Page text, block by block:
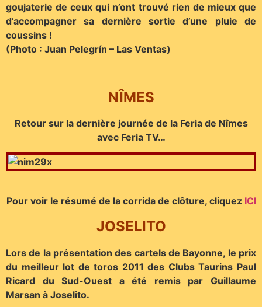
goujaterie de ceux qui n’ont trouvé rien de mieux que
d’accompagner sa dernière sortie d’une pluie de
coussins !
(Photo : Juan Pelegrín – Las Ventas)
NÎMES
Retour sur la dernière journée de la Feria de Nîmes
avec Feria TV…
Pour voir le résumé de la corrida de clôture, cliquez ICI
JOSELITO
Lors de la présentation des cartels de Bayonne, le prix
du meilleur lot de toros 2011 des ClubsTaurins Paul
Ricard du Sud-Ouest a été remis par Guillaume
Marsan à Joselito.